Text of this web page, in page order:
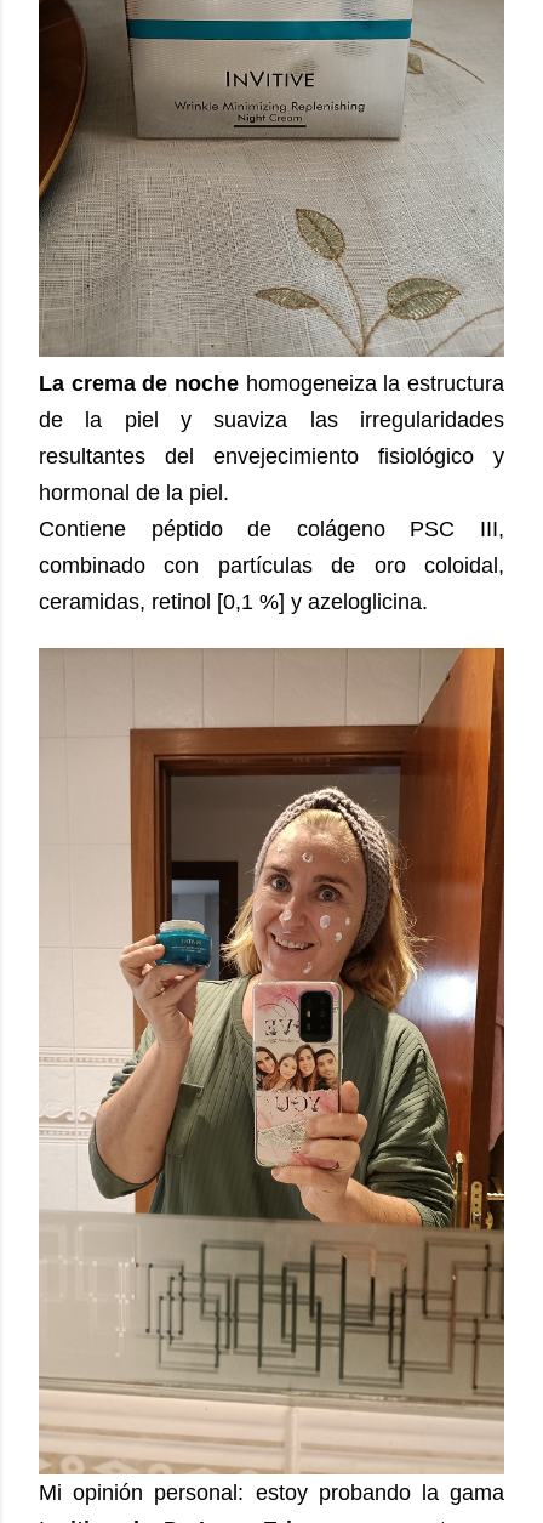
La crema de noche homogeneiza la estructura
de la piel y suaviza las irregularidades
resultantes del envejecimiento fisiológico y
hormonal de la piel.
Contiene péptido de colágeno PSC III,
combinado con partículas de oro coloidal,
ceramidas, retinol [0,1 %] y azeloglicina.
Mi opinión personal: estoy probando la gama